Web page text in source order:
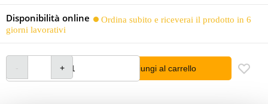
Disponibilità online
Ordina subito e riceverai il prodotto in 6
giorni lavorativi
Aggiungi al carrello